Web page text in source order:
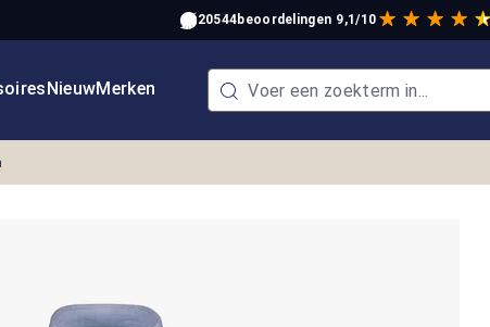
20544beoordelingen 9,1/10
NieuwMerken